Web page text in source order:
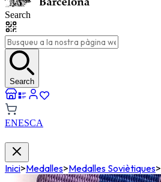
Search
Search
ENESCA
Inici>Medalles>Medalles Soviètiques>